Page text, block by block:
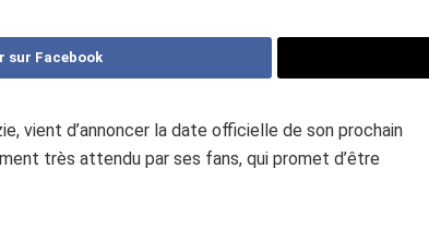
sur Facebook
vient d’annoncer la date officielle de son prochain
très attendu par ses fans, qui promet d’être